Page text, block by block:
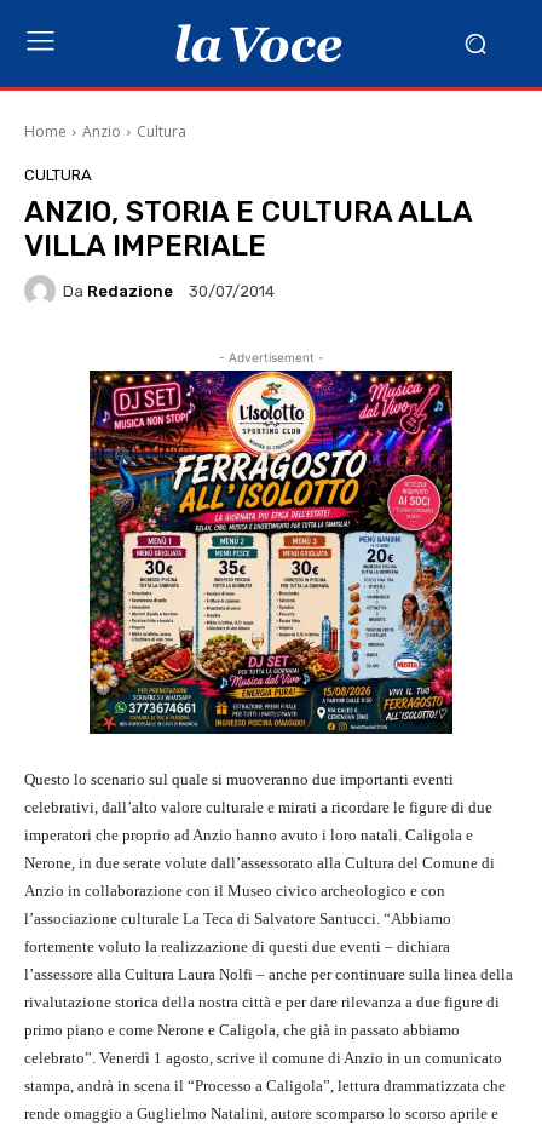
Home Anzio Cultura
CULTURA
ANZIO, STORIA E CULTURA ALLA
VILLA IMPERIALE
Da Redazione 30/07/2014
- Advertisement -
Questo lo scenario sul quale si muoveranno due importanti eventi
celebrativi, dall’alto valore culturale e mirati a ricordare le figure di due
imperatori che proprio ad Anzio hanno avuto i loro natali. Caligola e
Nerone, in due serate volute dall’assessorato alla Cultura del Comune di
Anzio in collaborazione con il Museo civico archeologico e con
l’associazione culturale La Teca di Salvatore Santucci. “Abbiamo
fortemente voluto la realizzazione di questi due eventi – dichiara
l’assessore alla Cultura Laura Nolfi – anche per continuare sulla linea della
rivalutazione storica della nostra città e per dare rilevanza a due figure di
primo piano e come Nerone e Caligola, che già in passato abbiamo
celebrato”. Venerdì 1 agosto, scrive il comune di Anzio in un comunicato
stampa, andrà in scena il “Processo a Caligola”, lettura drammatizzata che
rende omaggio a Guglielmo Natalini, autore scomparso lo scorso aprile e